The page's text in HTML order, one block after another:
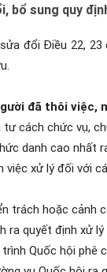
bổ sung quy
đổi Điều 22,
đã thôi việc,
cách chức vụ,
danh cao nhất
xử lý đối với
trách hoặc cảnh
ra quyết định xử
Quốc hội